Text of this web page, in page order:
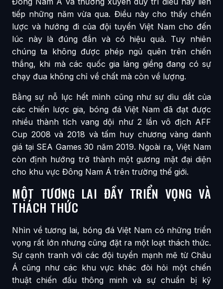
tiếp những năm vừa qua. Điều này cho thấy chiến
lược và hướng đi của đội tuyển Việt Nam cho đến
lúc này là đúng đắn và có hiệu quả. Tuy nhiên
chúng ta không được phép ngủ quên trên chiến
thắng, khi mà các quốc gia láng giềng đang có sự
chạy đua không chỉ về chất mà còn về lượng.
Bằng sự nỗ lực hết mình cũng như sự dìu dắt của
các chiến lược gia, bóng đá Việt Nam đã đạt được
nhiều thành tích vang dội như 2 lần vô địch AFF
Cup 2008 và 2018 và tấm huy chương vàng danh
giá tại SEA Games 30 năm 2019. Ngoài ra, Việt Nam
còn định hướng trở thành một gương mặt đại diện
cho khu vực Đông Nam Á trên trường thế giới.
MỘT TƯƠNG LAI ĐẦY TRIỂN VỌNG VÀ
THÁCH THỨC
Nhìn về tương lai, bóng đá Việt Nam có những triển
vọng rất lớn nhưng cũng đặt ra một loạt thách thức.
Sự cạnh tranh với các đội tuyển mạnh mẽ từ Châu
Á cũng như các khu vực khác đòi hỏi một chiến
thuật chiến đấu thông minh và sự chuẩn bị kỹ